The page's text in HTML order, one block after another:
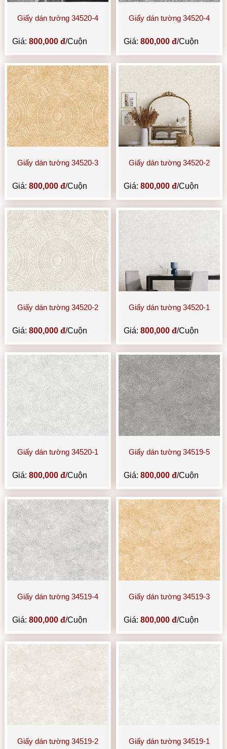
Giấy dán tường 34520-4
Giá:800,000 đ/Cuộn
Giấy dán tường 34520-4
Giá: 800,000 đ/Cuộn
Giấy dán tường 34520-3
Giá:800,000 đ/Cuộn
Giấy dán tường 34520-2
Giá: 800,000 đ/Cuộn
Giấy dán tường 34520-2
Giá:800,000 đ/Cuộn
Giấy dán tường 34520-1
Giá: 800,000 đ/Cuộn
Giấy dán tường 34520-1
Giá:800,000 đ/Cuộn
Giấy dán tường 34519-5
Giá: 800,000 đ/Cuộn
Giấy dán tường 34519-4
Giá:800,000 đ/Cuộn
Giấy dán tường 34519-3
Giá: 800,000 đ/Cuộn
Giấy dán tường 34519-2 Giấy dán tường 34519-1